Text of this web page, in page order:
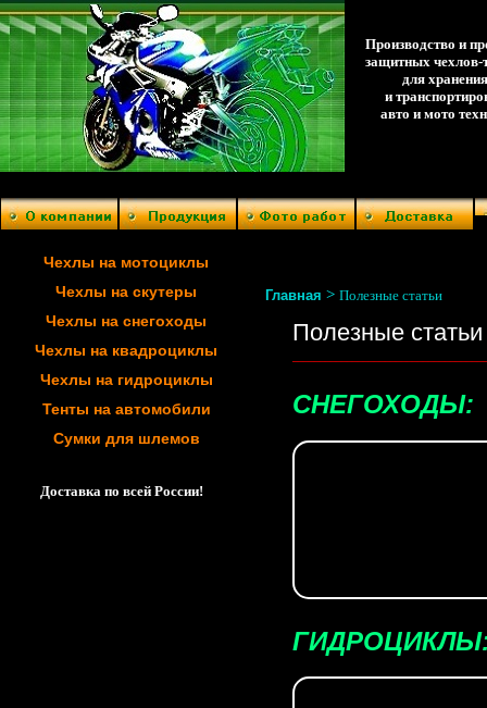
Производство и
защитных чехлов-
для хранения
и
авто и мото
Чехлы на мотоциклы
Чехлы на скутеры
Чехлы на снегоходы
Чехлы на квадроциклы
Чехлы на гидроциклы
Тенты на автомобили
Сумки для шлемов
Доставка по всей России!
Главная > Полезные статьи
Полезные статьи
СНЕГОХОДЫ: